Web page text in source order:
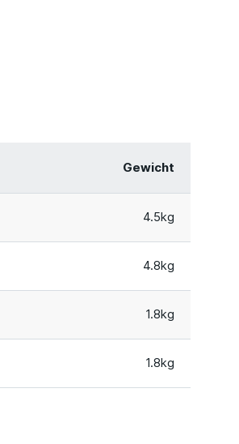
Gewicht
4.5kg
4.8kg
1.8kg
1.8kg